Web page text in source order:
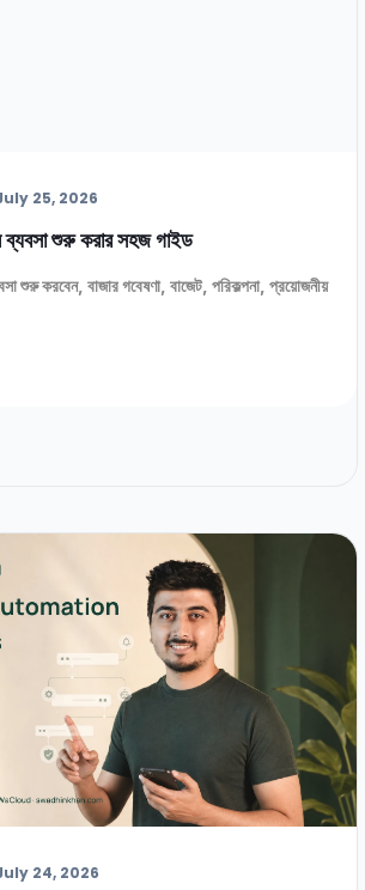
25, 2026
শুরু করার সহজ গাইড
শুরু করবেন, বাজার গবেষণা, বাজেট, পরিকল্পনা, প্রয়োজনীয়
24, 2026